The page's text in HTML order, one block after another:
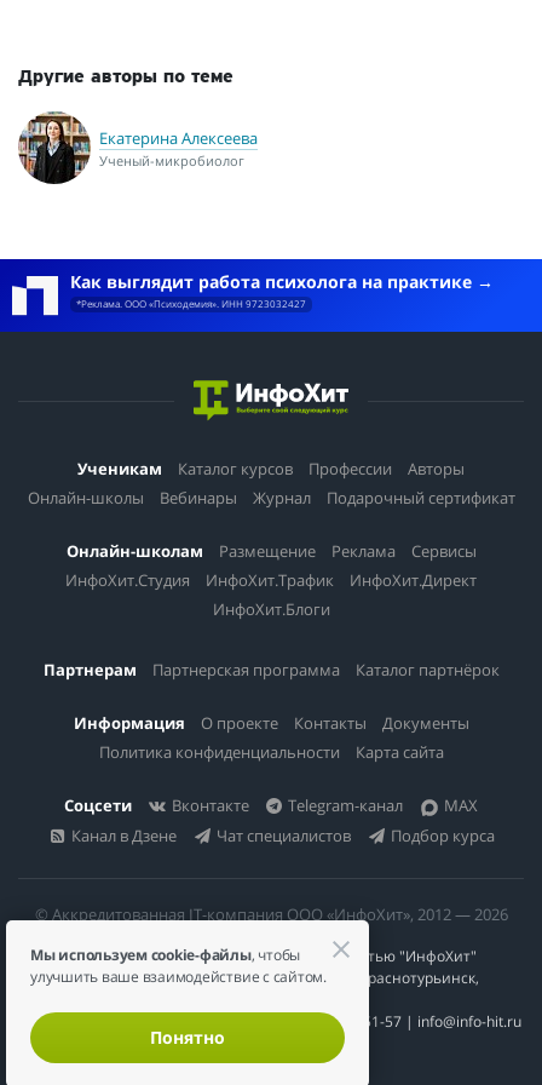
Другие авторы по теме
Екатерина Алексеева
Ученый-микробиолог
Как выглядит работа психолога на практике
*Реклама. ООО «Психодемия». ИНН 9723032427
Ученикам Каталог курсов Профессии
Авторы
Онлайн-школы
Вебинары Журнал Подарочный сертификат
Онлайн-школам Размещение Реклама
Сервисы
ИнфоХит.Студия
ИнфоХит.Трафик
ИнфоХит.Директ
ИнфоХит.Блоги
Партнерам Партнерская программа Каталог партнёрок
Информация О проекте Контакты
Документы
Политика конфиденциальности
Карта сайта
Соцсети Вконтакте Telegram-канал
MAX
Канал в Дзене
Чат специалистов Подбор курса
© Аккредитованная IT-компания ООО «ИнфоХит», 2012 — 2026
Общество с ограниченной ответственностью "ИнфоХит"
624446, Россия, Свердловская область, г. Краснотурьинск,
ИНН 6617023200 | КПП 661701001 | +7 984 888-51-57 | info@info-hit.ru
Мы используем cookie-файлы, чтобы
улучшить ваше взаимодействие с сайтом.
Понятно